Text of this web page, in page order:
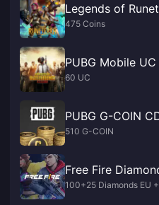
Legends of
475 Coins
PUBG Mobile UC
60 UC
PUBG G-COIN
510 G-COIN
Free Fire
100+25 Diamonds EU